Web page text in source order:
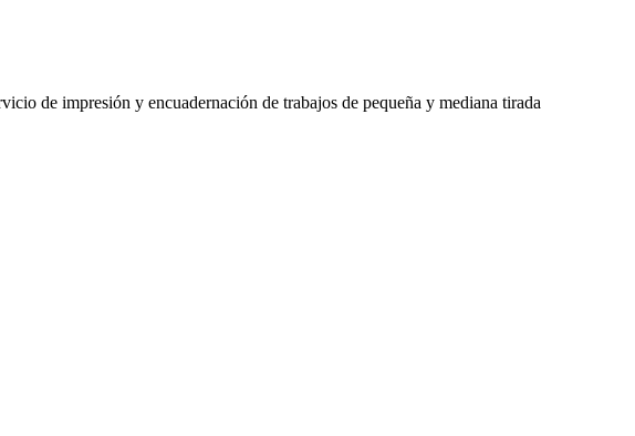
de impresión y encuadernación de trabajos de pequeña y mediana tirada